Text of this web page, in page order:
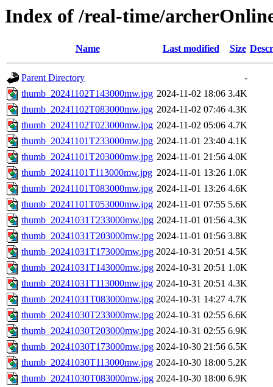
Index of /real-time/
Name Last modified Size
Parent Directory
-
thumb_20241102T143000mw.jpg 2024-11-02 18:06 3.4K
thumb_20241102T083000mw.jpg 2024-11-02 07:46 4.3K
thumb_20241102T023000mw.jpg 2024-11-02 05:06 4.7K
thumb_20241101T233000mw.jpg 2024-11-01 23:40 4.1K
thumb_20241101T203000mw.jpg 2024-11-01 21:56 4.0K
thumb_20241101T113000mw.jpg 2024-11-01 13:26 1.0K
thumb_20241101T083000mw.jpg 2024-11-01 13:26 4.6K
thumb_20241101T053000mw.jpg 2024-11-01 07:55 5.6K
thumb_20241031T233000mw.jpg 2024-11-01 01:56 4.3K
thumb_20241031T203000mw.jpg 2024-11-01 01:56 3.8K
thumb_20241031T173000mw.jpg 2024-10-31 20:51 4.5K
thumb_20241031T143000mw.jpg 2024-10-31 20:51 1.0K
thumb_20241031T113000mw.jpg 2024-10-31 20:51 4.3K
thumb_20241031T083000mw.jpg 2024-10-31 14:27 4.7K
thumb_20241030T233000mw.jpg 2024-10-31 02:55 6.6K
thumb_20241030T203000mw.jpg 2024-10-31 02:55 6.9K
thumb_20241030T173000mw.jpg 2024-10-30 21:56 6.5K
thumb_20241030T113000mw.jpg 2024-10-30 18:00 5.2K
thumb_20241030T083000mw.jpg 2024-10-30 18:00 6.9K